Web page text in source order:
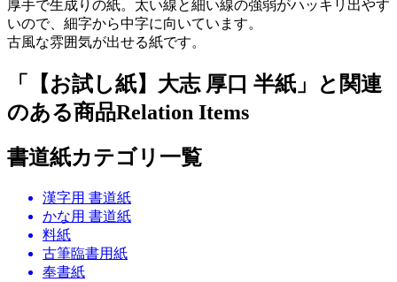
厚手で生成りの紙。太い線と細い線の強弱がハッキリ出やす
いので、細字から中字に向いています。
古風な雰囲気が出せる紙です。
「【お試し紙】大志 厚口 半紙」と関連
のある商品Relation Items
書道紙カテゴリ一覧
漢字用 書道紙
かな用 書道紙
料紙
古筆臨書用紙
奉書紙